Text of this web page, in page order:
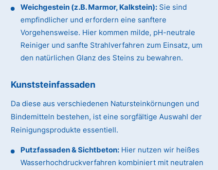
Weichgestein (z.B. Marmor, Kalkstein): Sie sind
empfindlicher und erfordern eine sanftere
Vorgehensweise. Hier kommen milde, pH-neutrale
Reiniger und sanfte Strahlverfahren zum Einsatz, um
den natürlichen Glanz des Steins zu bewahren.
Kunststeinfassaden
Da diese aus verschiedenen Natursteinkörnungen und
Bindemitteln bestehen, ist eine sorgfältige Auswahl der
Reinigungsprodukte essentiell.
Putzfassaden & Sichtbeton: Hier nutzen wir heißes
Wasserhochdruckverfahren kombiniert mit neutralen